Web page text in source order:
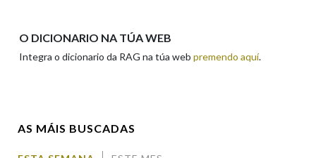
O DICIONARIO NA TÚA WEB
Integra o dicionario da RAG na túa web premendo aquí.
AS MÁIS BUSCADAS